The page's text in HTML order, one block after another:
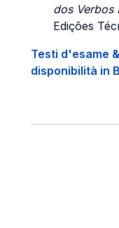
dos Verbos
Edições
Testi d'esame
disponibilità in